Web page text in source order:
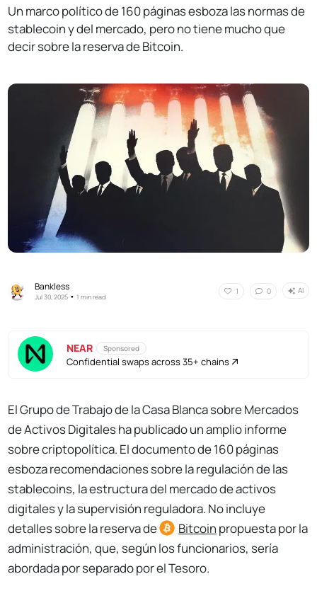
Un marco político de 160 páginas esboza las normas de
stablecoin y del mercado, pero no tiene mucho que
decir sobre la reserva de Bitcoin.
Bankless
Jul 30, 2025 •1 min read
1 0 AI
NEAR Sponsored
Confidential swaps across 35+ chains
El Grupo de Trabajo de la Casa Blanca sobre Mercados
de Activos Digitales ha publicado un amplio informe
sobre criptopolítica. El documento de 160 páginas
esboza recomendaciones sobre la regulación de las
stablecoins, la estructura del mercado de activos
digitales y la supervisión reguladora. No incluye
detalles sobre la reserva de
Bitcoin propuesta por la
administración, que, según los funcionarios, sería
abordada por separado por el Tesoro.